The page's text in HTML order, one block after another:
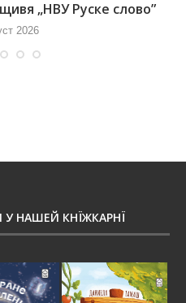
„НВУ Руске слово”
2026
НАШЕЙ КНЇЖКАРНЇ